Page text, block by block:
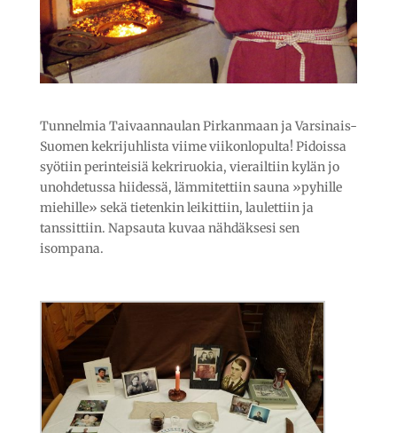
Tunnelmia Taivaannaulan Pirkanmaan ja Varsinais-
Suomen kekrijuhlista viime viikonlopulta! Pidoissa
syötiin perinteisiä kekriruokia, vierailtiin kylän jo
unohdetussa hiidessä, lämmitettiin sauna »pyhille
miehille» sekä tietenkin leikittiin, laulettiin ja
tanssittiin. Napsauta kuvaa nähdäksesi sen
isompana.